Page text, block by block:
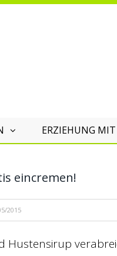
ERZIEHUNG
eincremen!
2015
Hustensirup